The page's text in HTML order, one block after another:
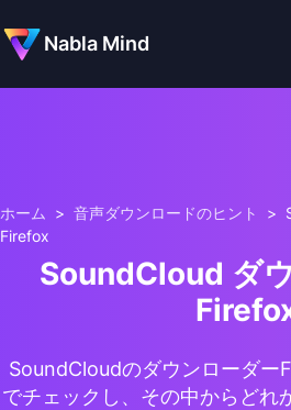
Nabla Mind
ホーム > 音声ダウンロードのヒント >
Firefox
SoundCloud ダ
SoundCloudのダウンローダー
でチェックし、その中からどれ